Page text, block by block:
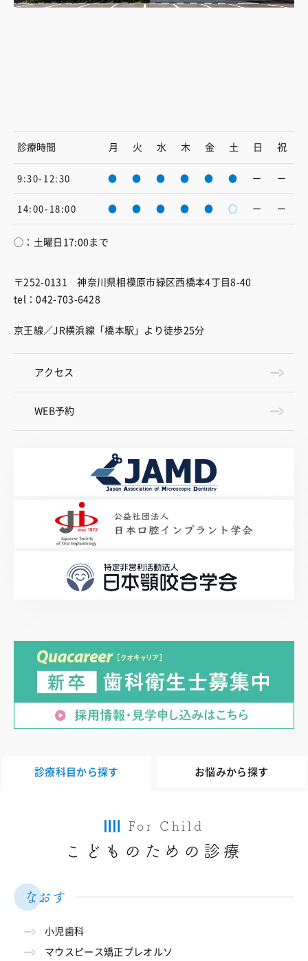
診療時間 月 火 水 木 金 土 日 祝
9:30-12:30 ● ● ● ● ● ● ー ー
14:00-18:00 ● ● ● ● ● ○ ー ー
◯：土曜日17:00まで
〒252-0131 神奈川県相模原市緑区西橋本4丁目8-40
tel：042-703-6428
京王線／JR横浜線「橋本駅」より徒歩25分
アクセス
WEB予約
診療科目から探す お悩みから探す
For Child
こどものための診療
なおす
小児歯科
マウスピース矯正プレオルソ